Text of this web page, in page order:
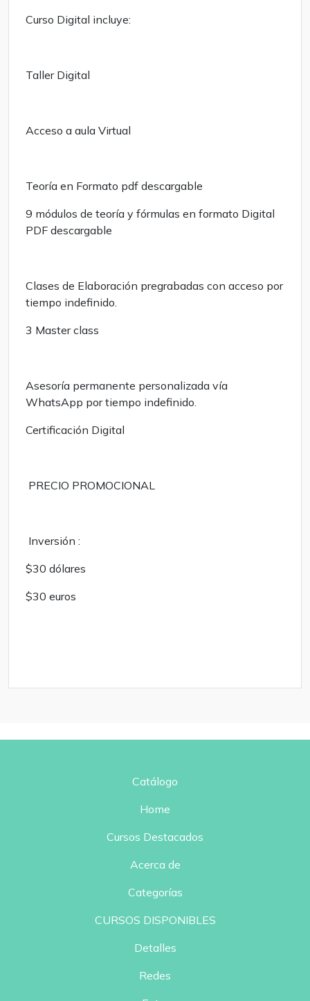
Curso Digital incluye:
Taller Digital
Acceso a aula Virtual
Teoría en Formato pdf descargable
9 módulos de teoría y fórmulas en formato Digital
PDF descargable
Clases de Elaboración pregrabadas con acceso por
tiempo indefinido.
3 Master class
Asesoría permanente personalizada vía
WhatsApp por tiempo indefinido.
Certificación Digital
PRECIO PROMOCIONAL
Inversión :
$30 dólares
$30 euros
Catálogo
Home
Cursos Destacados
Acerca de
Categorías
CURSOS DISPONIBLES
Detalles
Redes